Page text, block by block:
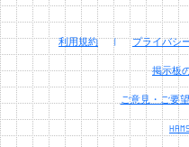
利用規約 | プライバシ
掲示板
ご意見・ご要望